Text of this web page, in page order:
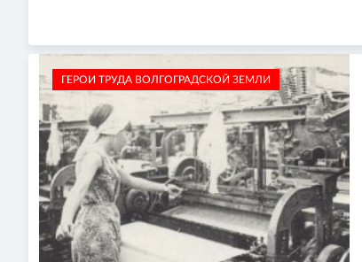
ГЕРОИ ТРУДА ВОЛГОГРАДСКОЙ ЗЕМЛИ